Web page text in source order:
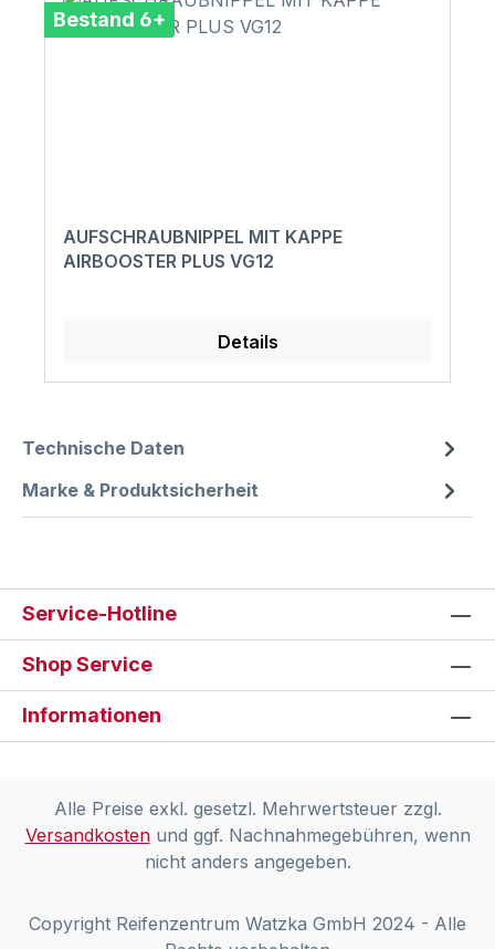
Bestand 6+
AUFSCHRAUBNIPPEL MIT KAPPE
AIRBOOSTER PLUS VG12
Details
Technische Daten
Marke & Produktsicherheit
Service-Hotline
Shop Service
Informationen
Alle Preise exkl. gesetzl. Mehrwertsteuer zzgl.
Versandkostenund ggf. Nachnahmegebühren, wenn
nicht anders angegeben.
Copyright Reifenzentrum Watzka GmbH 2024 - Alle